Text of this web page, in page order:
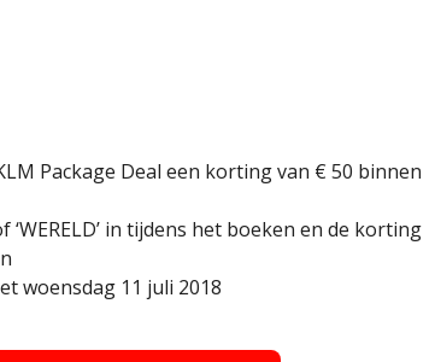
Package Deal een korting van € 50 binnen
‘WERELD’ in tijdens het boeken en de korting
woensdag 11 juli 2018